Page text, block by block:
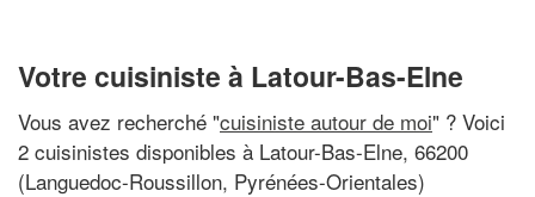
Votre cuisiniste à Latour-Bas-Elne
Vous avez recherché "cuisiniste autour de moi" ? Voici
2 cuisinistes disponibles à Latour-Bas-Elne, 66200
(Languedoc-Roussillon, Pyrénées-Orientales)